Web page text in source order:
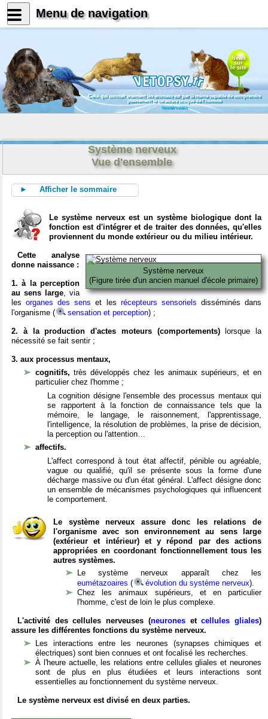
News
sur
le site
Celui qui connait vraiment les animaux est par là même capable de comprendre
pleinement le caractère unique de l'homme
Konrad Lorenz
Système nerveux
Vue d'ensemble
► Afficher le sommaire
Le système nerveux est un système biologique dont la
fonction est d'intégrer et de traiter des données, qu'elles
proviennent du monde extérieur ou du milieu intérieur.
Système nerveux
(Figure tirée d'un ancien manuel d'école primaire)
Cette analyse
donne naissance :
1. à la perception
au sens large, via
lesorganes des sens et les récepteurs sensoriels disséminés dans
l'organisme (
sensation et perception) ;
2. à la production d'actes moteurs (comportements)lorsque la
nécessité se fait sentir ;
3. aux processus mentaux,
cognitifs,très développés chez les animaux supérieurs, et en
particulier chez l'homme ;
La cognition désigne l'ensemble des processus mentaux qui
se rapportent à la fonction de connaissance tels que la
mémoire, le langage, le raisonnement, l'apprentissage,
l'intelligence, la résolution de problèmes, la prise de décision,
la perception ou l'attention…
affectifs.
L'affect correspond à tout état affectif, pénible ou agréable,
vague ou qualifié, qu'il se présente sous la forme d'une
décharge massive ou d'un état général. L'affect désigne donc
un ensemble de mécanismes psychologiques qui influencent
le comportement.
Le système nerveux assure donc les relations de
l'organisme avec son environnement au sens large
(extérieur et intérieur) et y répond par des actions
appropriées en coordonant fonctionnellement tous les
autres systèmes.
Le système nerveux apparaît chez les
eumétazoaires ( évolution du système nerveux).
Chez les animaux supérieurs, et en particulier
l'homme, c'est de loin le plus complexe.
L'activité des cellules nerveuses (neuronesetcellules gliales)
assure les différentes fonctions du système nerveux.
Les interactions entre les neurones (synapses chimiques et
électriques) sont bien connues et ont focalisé les recherches.
À l'heure actuelle, les relations entre cellules gliales et neurones
sont de plus en plus étudiées et leurs interactions sont
essentielles au fonctionnement du système nerveux.
Le système nerveux est divisé en deux parties.
Menu de navigation